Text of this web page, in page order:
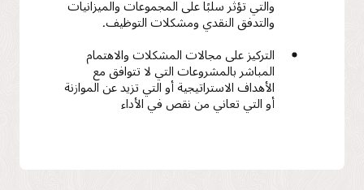
والتي تؤثر سلبًا على المجموعات والميزانيات
والتدفق النقدي ومشكلات التوظيف.
التركيز على مجالات المشكلات والاهتمام
المباشر بالمشروعات التي لا تتوافق مع
الأهداف الاستراتيجية أو التي تزيد عن الموازنة
أو التي تعاني من نقص في الأداء